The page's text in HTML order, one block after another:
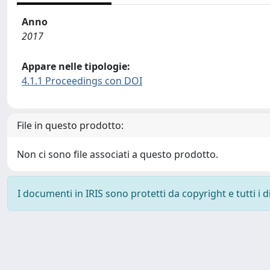
Anno
2017
Appare nelle tipologie:
4.1.1 Proceedings con DOI
File in questo prodotto:
Non ci sono file associati a questo prodotto.
I documenti in IRIS sono protetti da copyright e tutti i